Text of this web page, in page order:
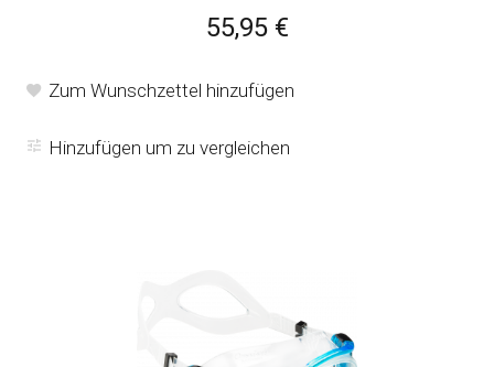
55,95 €
Zum Wunschzettel hinzufügen
Hinzufügen um zu vergleichen